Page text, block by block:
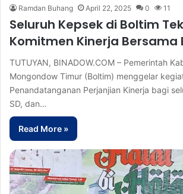
Ramdan Buhang April 22, 2025 0 11
Seluruh Kepsek di Boltim
Komitmen Kinerja Bersama
TUTUYAN, BINADOW.COM – Pemerintah
Mongondow Timur (Boltim) menggelar
Penandatanganan Perjanjian Kinerja bagi
SD, dan…
Read More »